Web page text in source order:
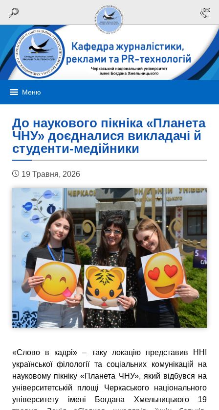
Меню
До наукового пікніка «Планета
ЧНУ» доєдналися викладачі й
студенти-медійники
19 Травня, 2026
«Слово в кадрі» – таку локацію представив ННІ
української філології та соціальних комунікацій на
науковому пікніку «Планета ЧНУ», який відбувся на
університетській площі Черкаського національного
університету імені Богдана Хмельницького 19